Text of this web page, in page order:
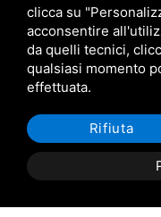
Privacy
clicca su
acconsentire
da quelli tecnici,
qualsiasi momento
effettuata.
Rifiuta